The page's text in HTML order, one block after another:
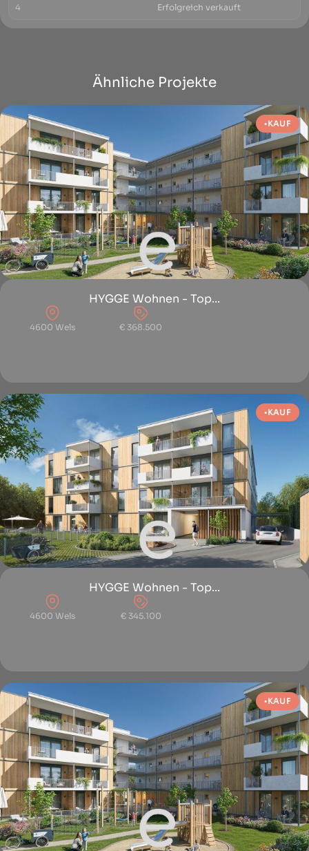
4
Erfolgreich verkauft
Ähnliche Projekte
KAUF
HYGGE Wohnen - Top...
4600 Wels € 368.500
KAUF
HYGGE Wohnen - Top...
4600 Wels € 345.100
KAUF